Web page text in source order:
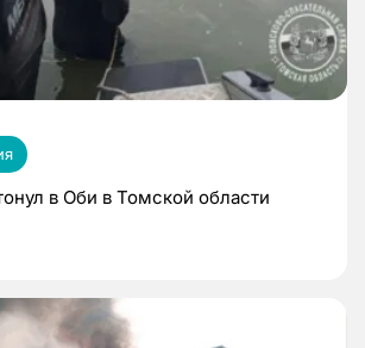
в Оби в Томской области